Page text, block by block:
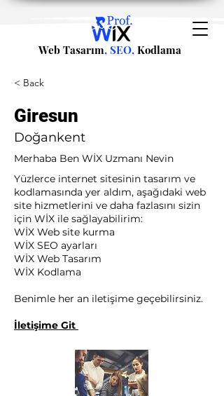
Web Tasarım, SEO, Kodlama
< Back
Giresun
Doğankent
Merhaba Ben WİX Uzmanı Nevin
Yüzlerce internet sitesinin tasarım ve
kodlamasında yer aldım, aşağıdaki web
site hizmetlerini ve daha fazlasını sizin
için WİX ile sağlayabilirim:​ ​
WİX Web site kurma
WİX SEO ayarları
WİX Web Tasarım
WİX Kodlama ​
Benimle her an iletişime geçebilirsiniz.
İletişime Git